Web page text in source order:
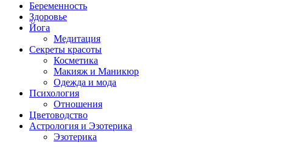
Беременность
Здоровье
Йога
Медитация
Секреты красоты
Косметика
Макияж и Маникюр
Одежда и мода
Психология
Отношения
Цветоводство
Астрология и Эзотерика
Эзотерика